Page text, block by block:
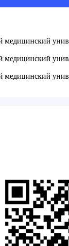
медицинский
медицинский
медицинский